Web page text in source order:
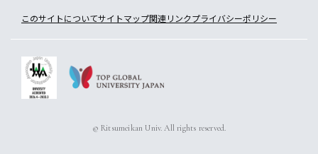
このサイトについてサイトマップ関連リンクプライバシーポリシー
© Ritsumeikan Univ. All rights reserved.